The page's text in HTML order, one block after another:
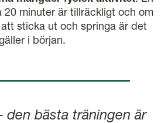
20 minuter är tillräckligt och om
sticka ut och springa är det
i början.
den bästa träningen är